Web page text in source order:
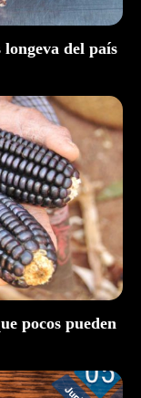
del país
pocos pueden